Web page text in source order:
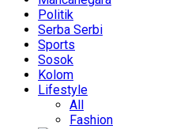
Politik
Serba Serbi
Sports
Sosok
Kolom
Lifestyle
All
Fashion